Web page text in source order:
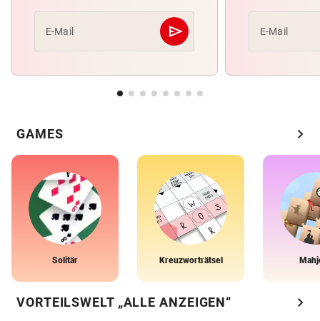
E-Mail send
Abschicken E-Mail
GAMES chevron_right
Solitär Kreuzworträtsel
VORTEILSWELT „ALLE ANZEIGEN“ chevron_right